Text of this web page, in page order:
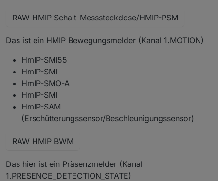
RAW HMIP Schalt-Messsteckdose/HMIP-PSM
Das ist ein HMIP Bewegungsmelder (Kanal 1.MOTION)
HmIP-SMI55
HmIP-SMI
HmIP-SMO-A
HmIP-SMI
HmIP-SAM
(Erschütterungssensor/Beschleunigungssensor)
RAW HMIP BWM
Das hier ist ein Präsenzmelder (Kanal
1.PRESENCE_DETECTION_STATE)